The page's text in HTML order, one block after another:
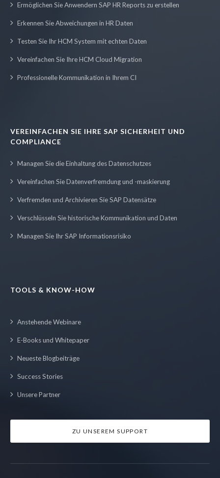
Ermöglichen Sie Anwendern SAP HR Reports zu erstellen
Erkennen Sie Abweichungen in HR Daten
Testen Sie Ihr HCM System mit echten Daten
Vereinfachen Sie Ihre HCM Cloud Migration
Professionelle Kommunikation in Ihrem CI
VEREINFACHEN SIE IHRE SAP SICHERHEIT UND
COMPLIANCE
Managen Sie die Einhaltung des Datenschutzes
Vereinfachen Sie Datenverfremdung und -maskierung
Verfremden und Archivieren Sie SAP Datensätze
Verschlüsseln Sie historische Kommunikation und Daten
Managen Sie Ihr SAP Informationsrisiko
TOOLS & KNOW-HOW
Anstehende Webinare
E-Books und Whitepaper
Neueste Blogbeiträge
Success Stories
Unsere Partner
ZU UNSEREM SUPPORT